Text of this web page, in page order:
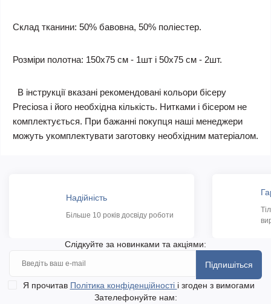
Склад тканини: 50% бавовна, 50% поліестер.
Розміри полотна: 150х75 см - 1шт і 50х75 см - 2шт.
В інструкції вказані рекомендовані кольори бісеру
Preciosa і його необхідна кількість. Нитками і бісером не
комплектується. При бажанні покупця наші менеджери
можуть укомплектувати заготовку необхідним матеріалом.
Надійність
Більше 10 років досвіду роботи
Слідкуйте за новинками та акціями:
Підпишіться
Я прочитав Політика конфіденційності і згоден з вимогами
Зателефонуйте нам: